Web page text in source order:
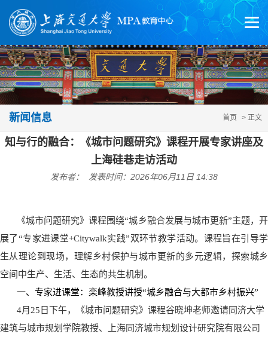
新闻信息 首页 > 正文
知与行的融合：《城市问题研究》课程开展专家讲座及
上海硅巷走访活动
发布者： 发表时间：2026年06月11日 14:38
《城市问题研究》课程围绕“城乡融合发展与城市更新”主题，开
展了“专家进课堂+Citywalk实践”双环节教学活动。课程旨在引导学
生从理论到现场，理解乡村保护与城市更新的多元逻辑，探索城乡
空间中生产、生活、生态的共生机制。
一、专家进课堂：栾峰教授讲授“城乡融合与大都市乡村振兴”
4月25日下午，《城市问题研究》课程谷晓坤老师邀请同济大学
建筑与城市规划学院教授、上海同济城市规划设计研究院有限公司